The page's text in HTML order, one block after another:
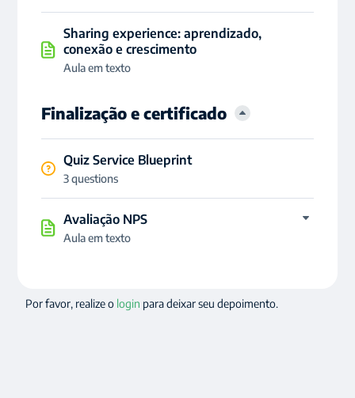
Sharing experience: aprendizado,
conexão e crescimento
Aula em texto
Finalização e certificado
Quiz Service Blueprint
3 questions
Avaliação NPS
Aula em texto
Por favor, realize o login para deixar seu depoimento.